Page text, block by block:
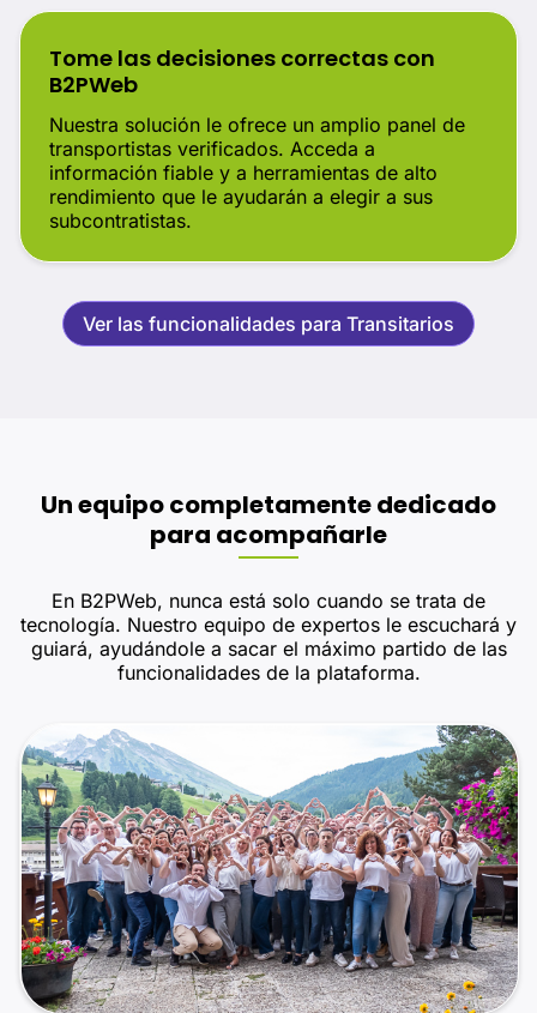
Tome las decisiones correctas con
B2PWeb
Nuestra solución le ofrece un amplio panel de
transportistas verificados. Acceda a
información fiable y a herramientas de alto
rendimiento que le ayudarán a elegir a sus
subcontratistas.
Ver las funcionalidades para Transitarios
Un equipo completamente dedicado
para acompañarle
En B2PWeb, nunca está solo cuando se trata de
tecnología. Nuestro equipo de expertos le escuchará y
guiará, ayudándole a sacar el máximo partido de las
funcionalidades de la plataforma.